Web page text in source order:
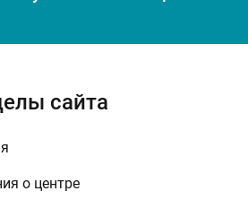
сайта
о центре